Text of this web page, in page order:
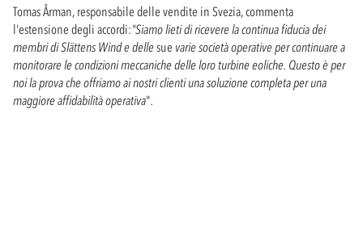
Tomas Årman, responsabile delle vendite in Svezia, commenta
l'estensione degli accordi:"Siamo lieti di ricevere la continua fiducia dei
membri di Slättens Wind e dellesue varie società operative per continuare a
monitorare le condizioni meccaniche delle loro turbine eoliche. Questo è per
noi la prova che offriamo ai nostri clienti una soluzione completa per una
maggiore affidabilità operativa".